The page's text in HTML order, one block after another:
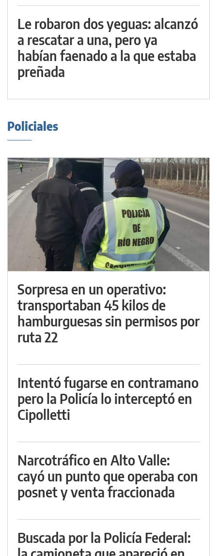
Le robaron dos yeguas: alcanzó
a rescatar a una, pero ya
habían faenado a la que estaba
preñada
Policiales
Sorpresa en un operativo:
transportaban 45 kilos de
hamburguesas sin permisos por
ruta 22
Intentó fugarse en contramano
pero la Policía lo interceptó en
Cipolletti
Narcotráfico en Alto Valle:
cayó un punto que operaba con
posnet y venta fraccionada
Buscada por la Policía Federal: